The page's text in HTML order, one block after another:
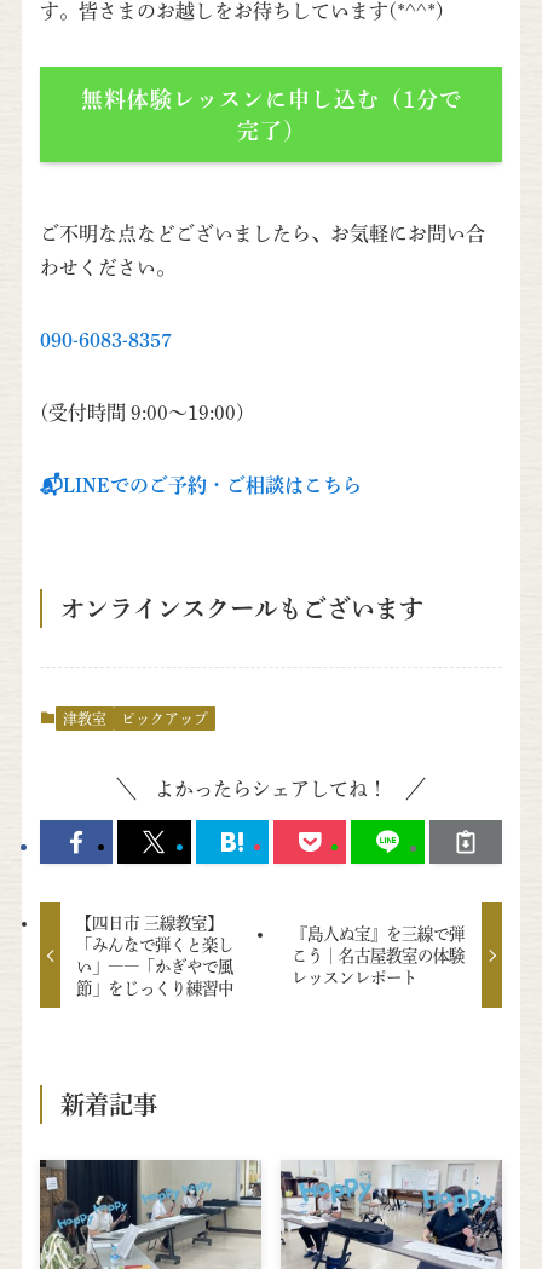
す。皆さまのお越しをお待ちしています(*^^*)
無料体験レッスンに申し込む（1分で
完了）
ご不明な点などございましたら、お気軽にお問い合
わせください。
090-6083-8357
(受付時間 9:00～19:00)
📬LINEでのご予約・ご相談はこちら
オンラインスクールもございます
津教室 ピックアップ
よかったらシェアしてね！
【四日市 三線教室】
「みんなで弾くと楽し
い」――「かぎやで風
節」をじっくり練習中
『島人ぬ宝』を三線で弾
こう｜名古屋教室の体験
レッスンレポート
新着記事